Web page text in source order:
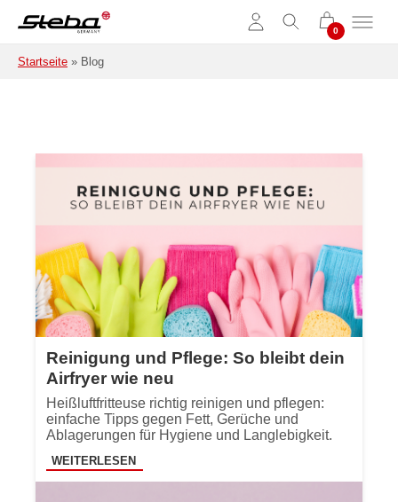
Startseite » Blog
Reinigung und Pflege: So bleibt dein
Airfryer wie neu
Heißluftfritteuse richtig reinigen und pflegen:
einfache Tipps gegen Fett, Gerüche und
Ablagerungen für Hygiene und Langlebigkeit.
WEITERLESEN